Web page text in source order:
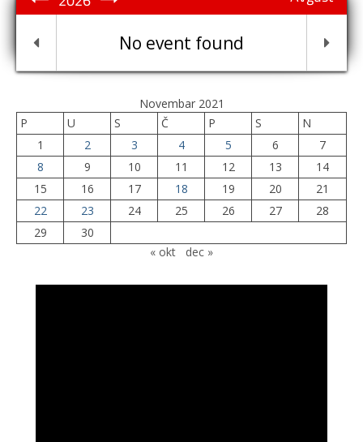
No event found
Novembar 2021
P
U S Č P S
N
1
2 3 4 5 6
7
8
9 10 11 12 13
14
15
16 17 18 19 20
21
22
23 24 25 26 27
28
29
30
« okt
dec »